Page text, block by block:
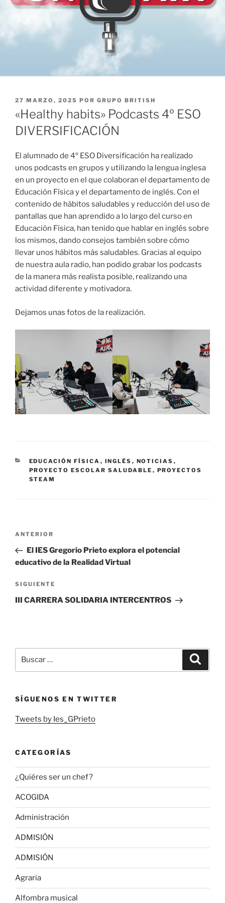
PUBLICADO
EL
27 MARZO, 2025 POR GRUPO BRITISH
«Healthy habits» Podcasts 4º ESO
DIVERSIFICACIÓN
El alumnado de 4º ESO Diversificación ha realizado
unos podcasts en grupos y utilizando la lengua inglesa
en un proyecto en el que colaboran el departamento de
Educación Física y el departamento de inglés. Con el
contenido de hábitos saludables y reducción del uso de
pantallas que han aprendido a lo largo del curso en
Educación Física, han tenido que hablar en inglés sobre
los mismos, dando consejos también sobre cómo
llevar unos hábitos más saludables. Gracias al equipo
de nuestra aula radio, han podido grabar los podcasts
de la manera más realista posible, realizando una
actividad diferente y motivadora.
Dejamos unas fotos de la realización.
CATEGORÍAS
EDUCACIÓN FÍSICA , INGLÉS , NOTICIAS ,
PROYECTO ESCOLAR SALUDABLE , PROYECTOS
STEAM
Navegación
entradas
Entrada
anterior:
ANTERIOR
El IES Gregorio Prieto explora el potencial
educativo de la Realidad Virtual
Siguiente
entrada
SIGUIENTE
III CARRERA SOLIDARIA INTERCENTROS
por:
SÍGUENOS EN TWITTER
Tweets by Ies_GPrieto
CATEGORÍAS
¿Quiéres ser un chef?
ACOGIDA
Administración
ADMISIÓN
ADMISIÓN
Agraria
Alfombra musical